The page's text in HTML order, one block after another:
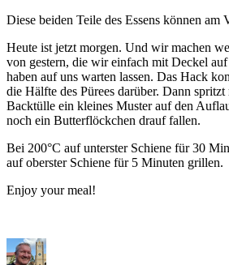
Diese beiden Teile des Essens können am
Heute ist jetzt morgen. Und wir machen
von gestern, die wir einfach mit Deckel
haben auf uns warten lassen. Das Hack
die Hälfte des Pürees darüber. Dann
Backtülle ein kleines Muster auf den
noch ein Butterflöckchen drauf fallen.
Bei 200°C auf unterster Schiene für 30
auf oberster Schiene für 5 Minuten grillen.
Enjoy your meal!
Autor